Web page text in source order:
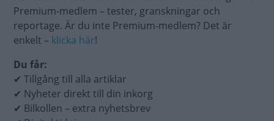
Premium-medlem – tester, granskningar och
reportage. Är du inte Premium-medlem? Det är
enkelt – klicka här!
Du får:
✔ Tillgång till alla artiklar
✔ Nyheter direkt till din inkorg
✔ Bilkollen – extra nyhetsbrev